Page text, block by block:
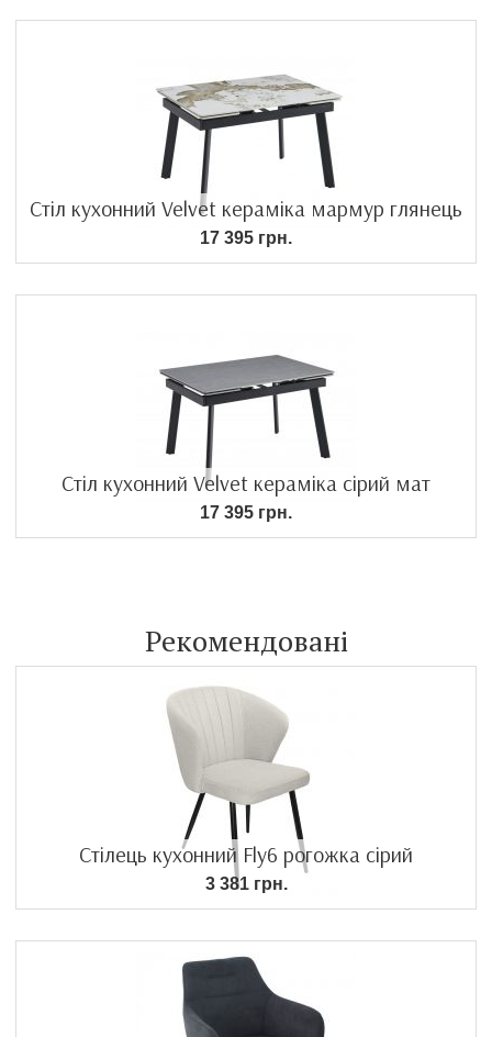
Стіл кухонний Velvet кераміка мармур глянець
17 395 грн.
Стіл кухонний Velvet кераміка сірий мат
17 395 грн.
Рекомендовані
Стілець кухонний Fly6 рогожка сірий
3 381 грн.